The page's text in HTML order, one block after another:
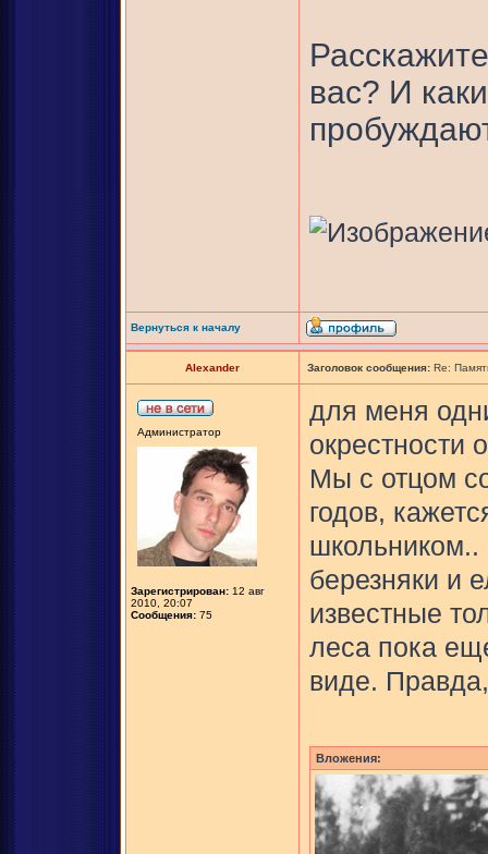
вас? И
Вернуться к началу
Alexander Заголовок сообщения: Re:
Администратор
Зарегистрирован: 12 авг
2010, 20:07
Сообщения: 75
для меня
окрестности
Мы с отцом
годов,
березняки и
известные
леса пока
виде.
Вложения: